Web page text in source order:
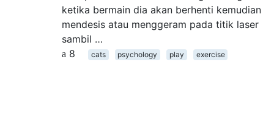
ketika bermain dia akan berhenti kemudian
mendesis atau menggeram pada titik laser
sambil …
8
cats psychology play exercise